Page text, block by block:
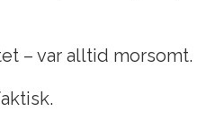
– var alltid morsomt.